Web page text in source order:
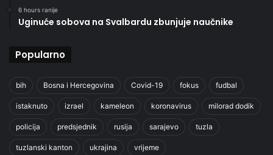
6 hours ranije
Uginuće sobova na Svalbardu zbunjuje naučnike
Popularno
bih Bosna i Hercegovina Covid-19 fokus fudbal
istaknuto izrael kameleon koronavirus milorad dodik
policija predsjednik rusija sarajevo tuzla
tuzlanski kanton ukrajina vrijeme